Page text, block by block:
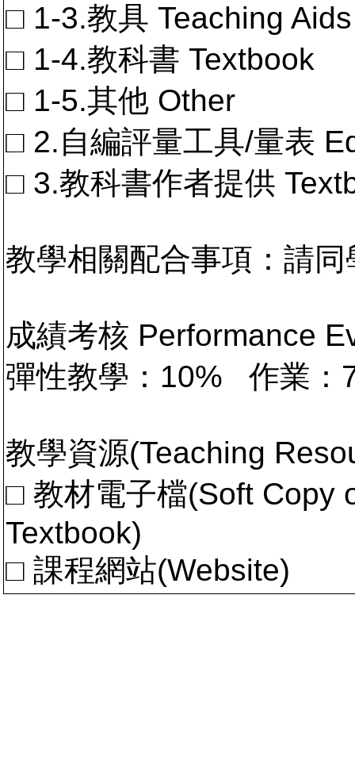
□ 1-3.教具 Teaching Aids
□ 1-4.教科書 Textbook
□ 1-5.其他 Other
□ 2.自編評量工具/量表
□ 3.教科書作者提供
教學相關配合事項：請
成績考核 Performance
彈性教學：10% 作業
教學資源(Teaching
□ 教材電子檔(Soft Copy
Textbook)
□ 課程網站(Website)